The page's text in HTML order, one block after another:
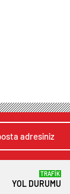
YOL DURUMU
TRAFİK